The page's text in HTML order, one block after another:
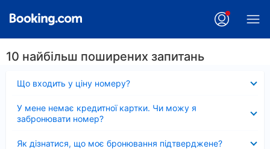
10 найбільш поширених запитань
Що входить у ціну номеру?
У мене немає кредитної картки. Чи можу я
забронювати номер?
Як дізнатися, що моє бронювання підтверджене?